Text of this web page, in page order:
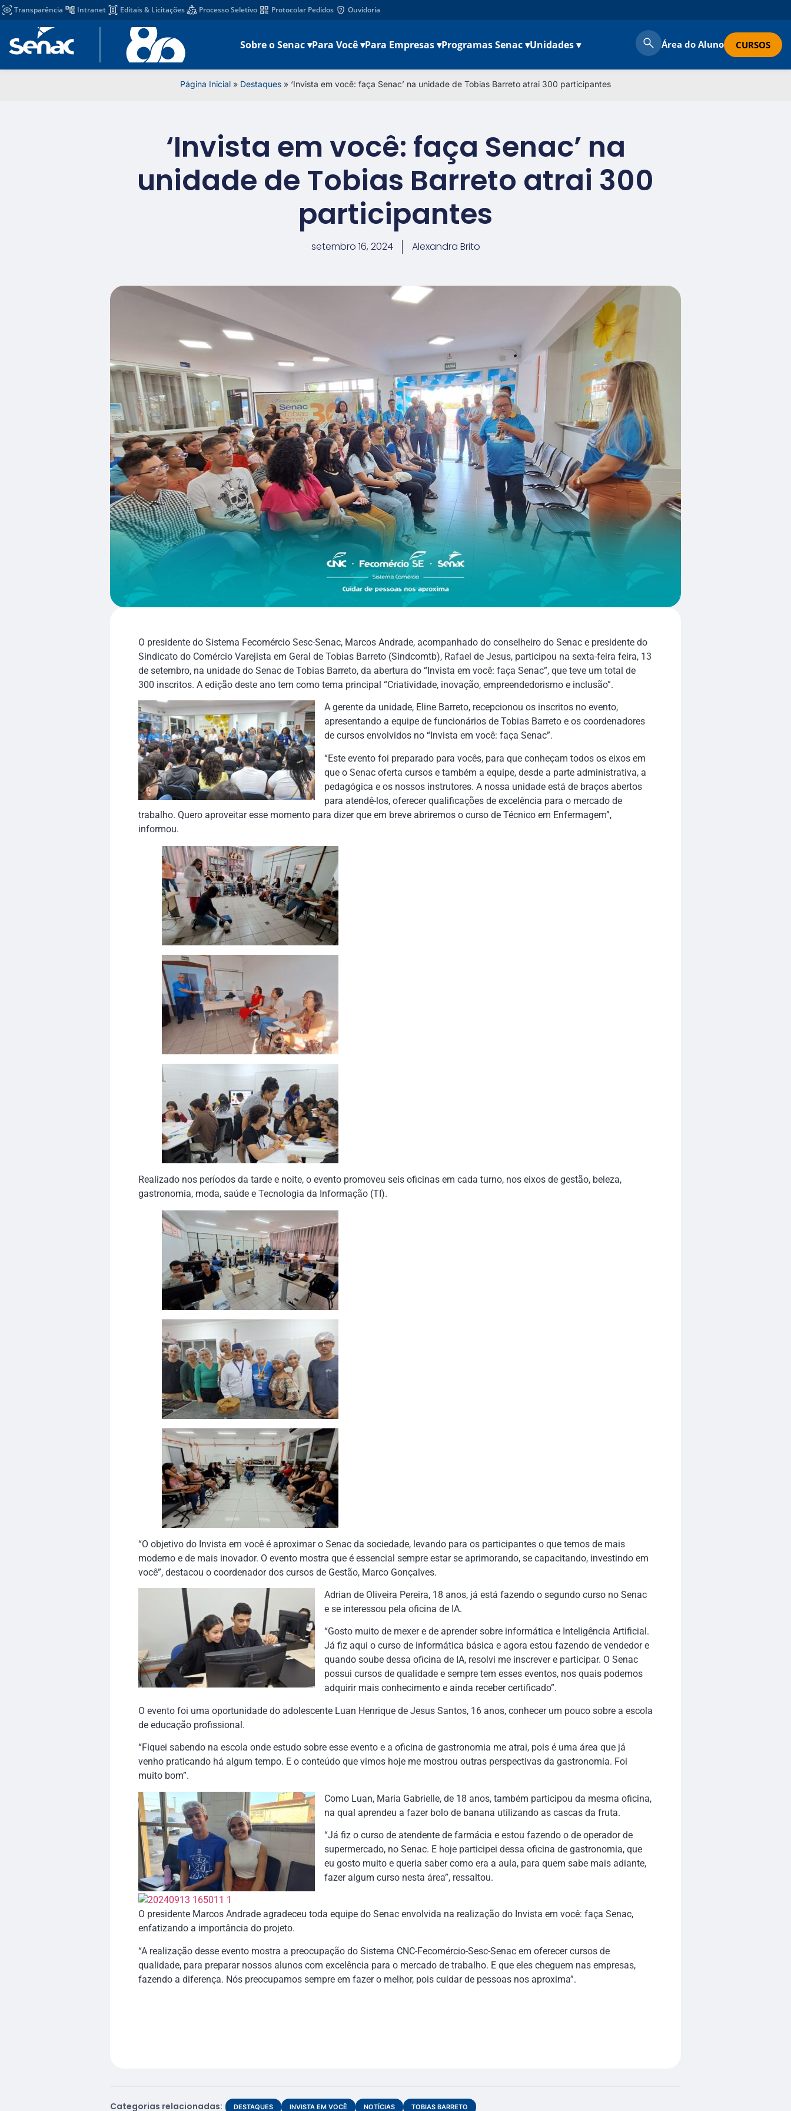
Transparência Intranet Editais & Licitações Processo Seletivo Protocolar Pedidos Ouvidoria
Sobre o Senac ▾Para Você ▾Para Empresas ▾Programas Senac ▾Unidades ▾ Área do Aluno CURSOS
Página Inicial » Destaques » ‘Invista em você: faça Senac’ na unidade de Tobias Barreto atrai 300 participantes
‘Invista em você: faça Senac’ na
unidade de Tobias Barreto atrai 300
participantes
setembro 16, 2024 Alexandra Brito
O presidente do Sistema Fecomércio Sesc-Senac, Marcos Andrade, acompanhado do conselheiro do Senac e presidente do
Sindicato do Comércio Varejista em Geral de Tobias Barreto (Sindcomtb), Rafael de Jesus, participou na sexta-feira feira, 13
de setembro, na unidade do Senac de Tobias Barreto, da abertura do “Invista em você: faça Senac”, que teve um total de
300 inscritos. A edição deste ano tem como tema principal “Criatividade, inovação, empreendedorismo e inclusão”.
A gerente da unidade, Eline Barreto, recepcionou os inscritos no evento,
apresentando a equipe de funcionários de Tobias Barreto e os coordenadores
de cursos envolvidos no “Invista em você: faça Senac”.
“Este evento foi preparado para vocês, para que conheçam todos os eixos em
que o Senac oferta cursos e também a equipe, desde a parte administrativa, a
pedagógica e os nossos instrutores. A nossa unidade está de braços abertos
para atendê-los, oferecer qualificações de excelência para o mercado de
trabalho. Quero aproveitar esse momento para dizer que em breve abriremos o curso de Técnico em Enfermagem”,
informou.
Realizado nos períodos da tarde e noite, o evento promoveu seis oficinas em cada turno, nos eixos de gestão, beleza,
gastronomia, moda, saúde e Tecnologia da Informação (TI).
“O objetivo do Invista em você é aproximar o Senac da sociedade, levando para os participantes o que temos de mais
moderno e de mais inovador. O evento mostra que é essencial sempre estar se aprimorando, se capacitando, investindo em
você”, destacou o coordenador dos cursos de Gestão, Marco Gonçalves.
Adrian de Oliveira Pereira, 18 anos, já está fazendo o segundo curso no Senac
e se interessou pela oficina de IA.
“Gosto muito de mexer e de aprender sobre informática e Inteligência Artificial.
Já fiz aqui o curso de informática básica e agora estou fazendo de vendedor e
quando soube dessa oficina de IA, resolvi me inscrever e participar. O Senac
possui cursos de qualidade e sempre tem esses eventos, nos quais podemos
adquirir mais conhecimento e ainda receber certificado”.
O evento foi uma oportunidade do adolescente Luan Henrique de Jesus Santos, 16 anos, conhecer um pouco sobre a escola
de educação profissional.
“Fiquei sabendo na escola onde estudo sobre esse evento e a oficina de gastronomia me atrai, pois é uma área que já
venho praticando há algum tempo. E o conteúdo que vimos hoje me mostrou outras perspectivas da gastronomia. Foi
muito bom”.
Como Luan, Maria Gabrielle, de 18 anos, também participou da mesma oficina,
na qual aprendeu a fazer bolo de banana utilizando as cascas da fruta.
“Já fiz o curso de atendente de farmácia e estou fazendo o de operador de
supermercado, no Senac. E hoje participei dessa oficina de gastronomia, que
eu gosto muito e queria saber como era a aula, para quem sabe mais adiante,
fazer algum curso nesta área”, ressaltou.
O presidente Marcos Andrade agradeceu toda equipe do Senac envolvida na realização do Invista em você: faça Senac,
enfatizando a importância do projeto.
“A realização desse evento mostra a preocupação do Sistema CNC-Fecomércio-Sesc-Senac em oferecer cursos de
qualidade, para preparar nossos alunos com excelência para o mercado de trabalho. E que eles cheguem nas empresas,
fazendo a diferença. Nós preocupamos sempre em fazer o melhor, pois cuidar de pessoas nos aproxima”.
Categorias relacionadas: DESTAQUES INVISTA EM VOCÊ NOTÍCIAS TOBIAS BARRETO